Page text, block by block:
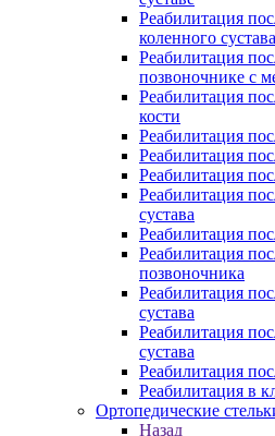
Реабилитация
коленного сустава
Реабилитация
позвоночнике с
Реабилитация
кости
Реабилитация
Реабилитация
Реабилитация
Реабилитация
сустава
Реабилитация
Реабилитация
позвоночника
Реабилитация
сустава
Реабилитация
сустава
Реабилитация
Реабилитация в
Ортопедические
Назад